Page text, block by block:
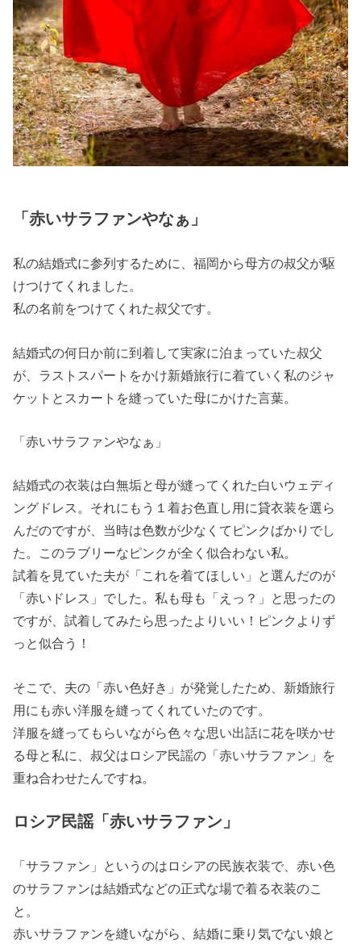
「赤いサラファンやなぁ」
私の結婚式に参列するために、福岡から母方の叔父が駆
けつけてくれました。
私の名前をつけてくれた叔父です。
結婚式の何日か前に到着して実家に泊まっていた叔父
が、ラストスパートをかけ新婚旅行に着ていく私のジャ
ケットとスカートを縫っていた母にかけた言葉。
「赤いサラファンやなぁ」
結婚式の衣装は白無垢と母が縫ってくれた白いウェディ
ングドレス。それにもう１着お色直し用に貸衣装を選ら
んだのですが、当時は色数が少なくてピンクばかりでし
た。このラブリーなピンクが全く似合わない私。
試着を見ていた夫が「これを着てほしい」と選んだのが
「赤いドレス」でした。私も母も「えっ？」と思ったの
ですが、試着してみたら思ったよりいい！ピンクよりず
っと似合う！
そこで、夫の「赤い色好き」が発覚したため、新婚旅行
用にも赤い洋服を縫ってくれていたのです。
洋服を縫ってもらいながら色々な思い出話に花を咲かせ
る母と私に、叔父はロシア民謡の「赤いサラファン」を
重ね合わせたんですね。
ロシア民謡「赤いサラファン」
「サラファン」というのはロシアの民族衣装で、赤い色
のサラファンは結婚式などの正式な場で着る衣装のこ
と。
赤いサラファンを縫いながら、結婚に乗り気でない娘と